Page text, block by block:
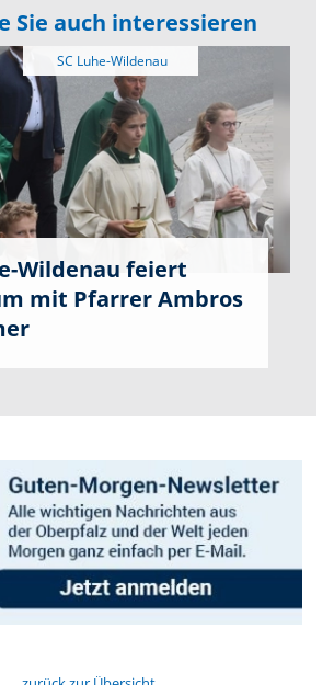
Sie auch interessieren
Wildenau feiert
mit Pfarrer Ambros